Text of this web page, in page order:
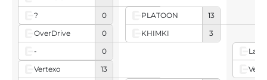
?
0
OverDrive
0
-
0
Vertexo
13
PLATOON
13
KHIMKI
3